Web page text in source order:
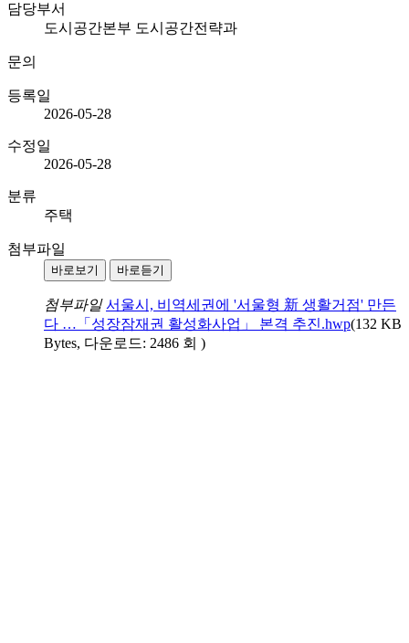
담당부서
도시공간본부 도시공간전략과
문의
등록일
2026-05-28
수정일
2026-05-28
분류
주택
첨부파일
바로보기 바로듣기
첨부파일 서울시, 비역세권에 '서울형 新 생활거점' 만든
다 …「성장잠재권 활성화사업」 본격 추진.hwp(132 KB
Bytes, 다운로드: 2486 회 )